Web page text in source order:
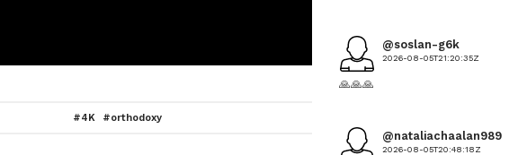
4K orthodoxy
@soslan-g6k
2026-08-05T21:20:35Z
🙏🙏🙏
@nataliachaalan989
2026-08-05T20:48:18Z